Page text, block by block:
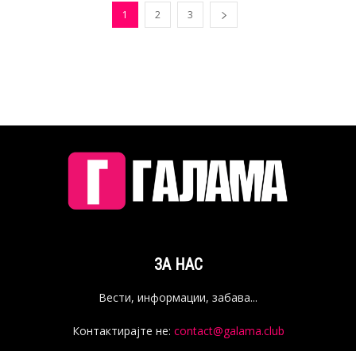
1 2 3
ЗА НАС
Вести, информации, забава...
Контактирајте не: contact@galama.club